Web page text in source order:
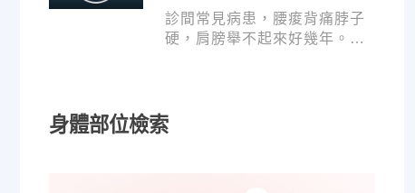
診間常見病患，腰痠背痛脖子
硬，肩膀舉不起來好幾年。試
身體部位檢索